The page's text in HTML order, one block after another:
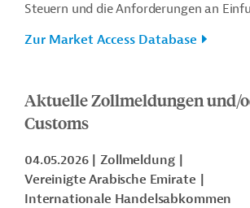
Steuern und die Anforderungen an
Zur Market Access Database
Aktuelle Zollmeldungen und/
Customs
04.05.2026
Zollmeldung
Vereinigte Arabische Emirate
Internationale Handelsabkommen